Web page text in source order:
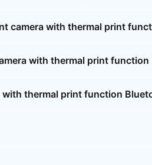
camera with thermal print
with thermal print
with thermal print function